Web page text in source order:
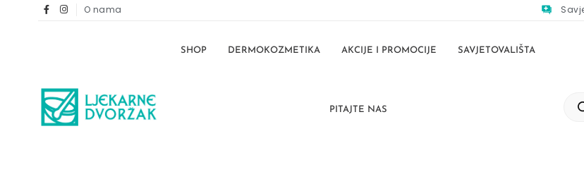
O nama
SHOP DERMOKOZMETIKA AKCIJE I PROMOCIJE SAVJETOVALIŠTA
PITAJTE NAS